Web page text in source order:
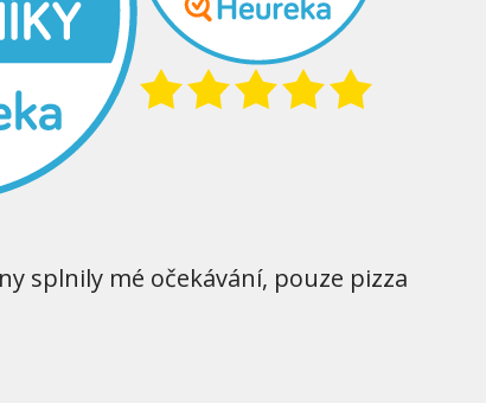
splnily mé očekávání, pouze pizza